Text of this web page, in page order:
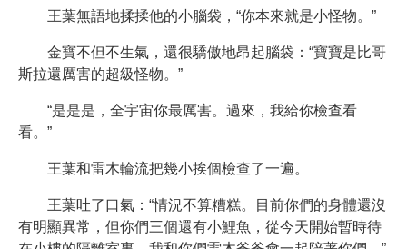
王葉無語地揉揉他的小腦袋，“你本來就是小怪物。”
金寶不但不生氣，還很驕傲地昂起腦袋：“寶寶是比哥
斯拉還厲害的超級怪物。”
“是是是，全宇宙你最厲害。過來，我給你檢查看
看。”
王葉和雷木輪流把幾小挨個檢查了一遍。
王葉吐了口氣：“情況不算糟糕。目前你們的身體還沒
有明顯異常，但你們三個還有小鯉魚，從今天開始暫時待